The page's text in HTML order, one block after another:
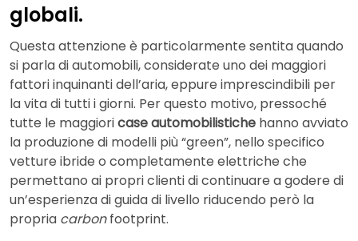
globali.
Questa attenzione è particolarmente sentita quando
si parla di automobili, considerate uno dei maggiori
fattori inquinanti dell’aria, eppure imprescindibili per
la vita di tutti i giorni. Per questo motivo, pressoché
tutte le maggioricase automobilistiche hanno avviato
la produzione di modelli più “green”, nello specifico
vetture ibride o completamente elettriche che
permettano ai propri clienti di continuare a godere di
un’esperienza di guida di livello riducendo però la
propria carbonfootprint.